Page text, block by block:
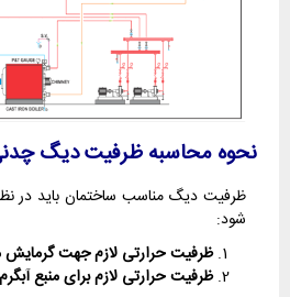
نحوه محاسبه ظرفیت دیگ
ظرفیت دیگ مناسب ساختمان باید در
شود:
ظرفیت حرارتی لازم جهت
ظرفیت حرارتی لازم برای منبع